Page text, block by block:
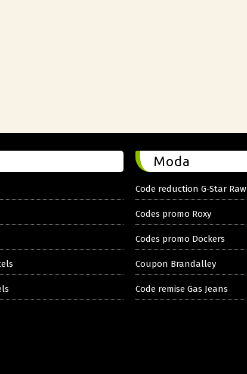
Moda
Code reduction G-Star Raw
Codes promo Roxy
Codes promo Dockers
Coupon Brandalley
Code remise Gas Jeans